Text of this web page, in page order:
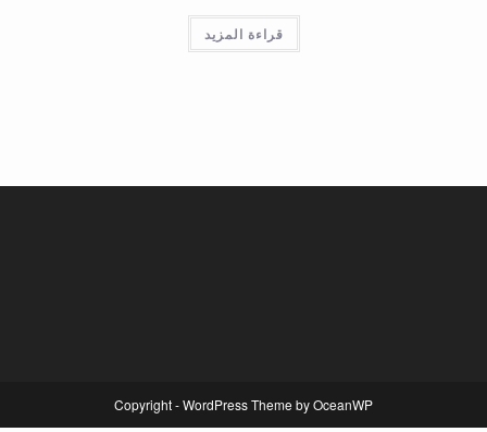
قراءة المزيد
Copyright - WordPress Theme by OceanWP